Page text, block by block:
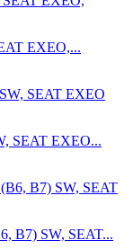
EXEO,...
SEAT EXEO...
B7) SW, SEAT...